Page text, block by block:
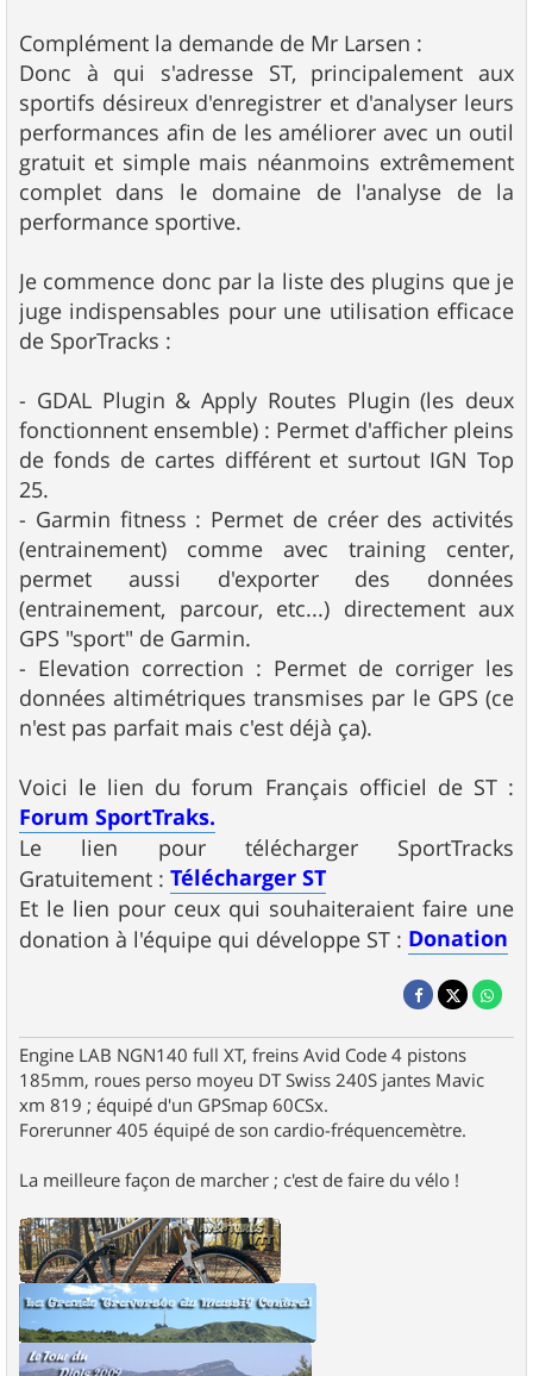
Complément la demande de Mr Larsen :
Donc à qui s'adresse ST, principalement aux
sportifs désireux d'enregistrer et d'analyser leurs
performances afin de les améliorer avec un outil
gratuit et simple mais néanmoins extrêmement
complet dans le domaine de l'analyse de la
performance sportive.
Je commence donc par la liste des plugins que je
juge indispensables pour une utilisation efficace
de SporTracks :
- GDAL Plugin & Apply Routes Plugin (les deux
fonctionnent ensemble) : Permet d'afficher pleins
de fonds de cartes différent et surtout IGN Top
25.
- Garmin fitness : Permet de créer des activités
(entrainement) comme avec training center,
permet aussi d'exporter des données
(entrainement, parcour, etc...) directement aux
GPS "sport" de Garmin.
- Elevation correction : Permet de corriger les
données altimétriques transmises par le GPS (ce
n'est pas parfait mais c'est déjà ça).
Voici le lien du forum Français officiel de ST :
Forum SportTraks.
Le lien pour télécharger SportTracks
Gratuitement : Télécharger ST
Et le lien pour ceux qui souhaiteraient faire une
donation à l'équipe qui développe ST : Donation
Engine LAB NGN140 full XT, freins Avid Code 4 pistons
185mm, roues perso moyeu DT Swiss 240S jantes Mavic
xm 819 ; équipé d'un GPSmap 60CSx.
Forerunner 405 équipé de son cardio-fréquencemètre.
La meilleure façon de marcher ; c'est de faire du vélo !